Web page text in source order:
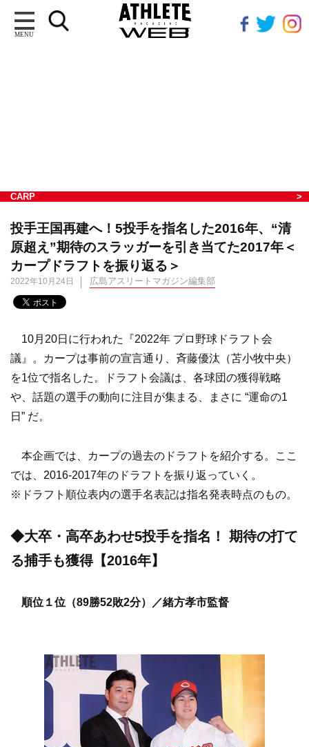
MENU
CARP
投手王国再建へ！5投手を指名した2016年、“清
原超え”期待のスラッガーを引き当てた2017年＜
カープドラフトを振り返る＞
2022年10月24日 広島アスリートマガジン編集部
10月20日に行われた『2022年 プロ野球ドラフト会
議』。カープは事前の宣言通り、斉藤優汰（苫小牧中央）
を1位で指名した。ドラフト会議は、各球団の獲得戦略
や、話題の選手の動向に注目が集まる、まさに “運命の1
日” だ。
本企画では、カープの過去のドラフトを紹介する。ここ
では、2016-2017年のドラフトを振り返っていく。
※ドラフト順位表内の選手名表記は指名発表時点のもの。
◆大卒・高卒あわせ5投手を指名！ 期待の打て
る捕手も獲得【2016年】
順位１位（89勝52敗2分）／緒方孝市監督